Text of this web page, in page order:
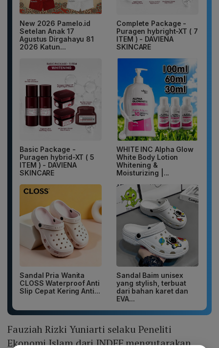
New 2026 Pamelo.id
Setelan Anak 17
Agustus Dirgahayu 81
2026 Katun...
Complete Package -
Puragen hybright-XT ( 7
ITEM ) - DAVIENA
SKINCARE
Basic Package -
Puragen hybrid-XT ( 5
ITEM ) - DAVIENA
SKINCARE
WHITE INC Alpha Glow
White Body Lotion
Whitening &
Moisturizing |...
Sandal Pria Wanita
CLOSS Waterproof Anti
Slip Cepat Kering Anti...
Sandal Baim unisex
yang stylish, terbuat
dari bahan karet dan
EVA...
Fauziah Rizki Yuniarti selaku Peneliti
Ekonomi Islam dari INDEF mengutarakan